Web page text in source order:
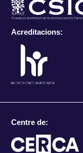
Acreditacions:
Centre de: